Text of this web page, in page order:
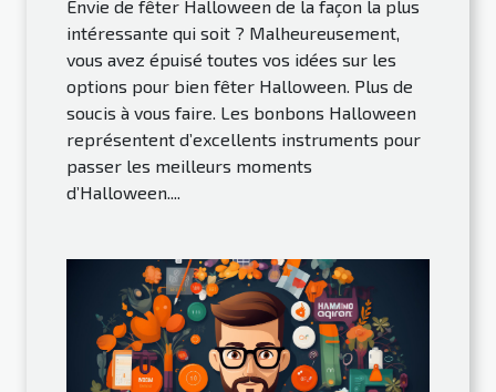
Envie de fêter Halloween de la façon la plus
intéressante qui soit ? Malheureusement,
vous avez épuisé toutes vos idées sur les
options pour bien fêter Halloween. Plus de
soucis à vous faire. Les bonbons Halloween
représentent d’excellents instruments pour
passer les meilleurs moments
d’Halloween....